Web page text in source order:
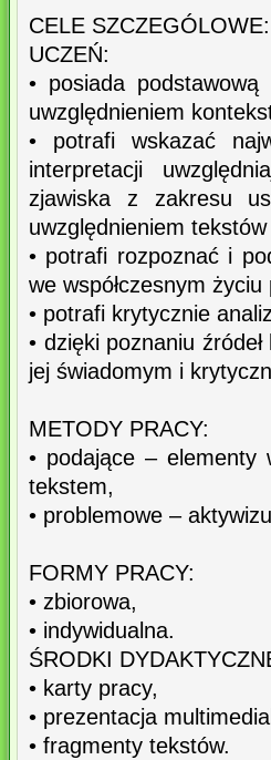
CELE SZCZEGÓLOWE:
UCZEŃ:
• posiada
uwzględnieniem
• potrafi wskazać
interpretacji
zjawiska z zakresu
uwzględnieniem
• potrafi rozpoznać i
we współczesnym
• potrafi krytycznie
• dzięki poznaniu
jej świadomym i
METODY PRACY:
• podające – elementy
tekstem,
• problemowe –
FORMY PRACY:
• zbiorowa,
• indywidualna.
ŚRODKI
• karty pracy,
• prezentacja
• fragmenty tekstów.